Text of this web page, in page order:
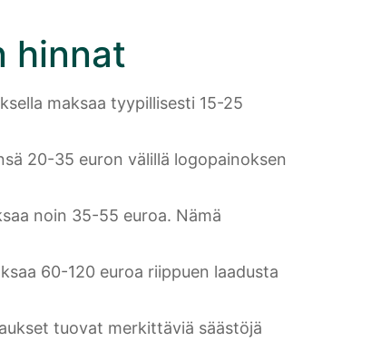
hinnat
maksaa tyypillisesti 15-25
20-35 euron välillä logopainoksen
noin 35-55 euroa. Nämä
60-120 euroa riippuen laadusta
tuovat merkittäviä säästöjä